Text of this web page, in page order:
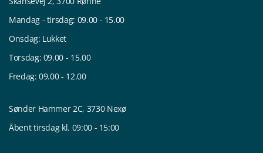
Mandag - tirsdag: 09.00 - 15.00
Onsdag: Lukket
Torsdag: 09.00 - 15.00
Fredag: 09.00 - 12.00
Sønder Hammer 2C, 3730 Nexø
Åbent tirsdag kl. 09:00 - 15:00